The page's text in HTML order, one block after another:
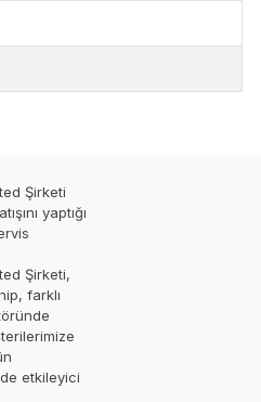
Şirketi
yaptığı
Şirketi,
farklı
etkileyici